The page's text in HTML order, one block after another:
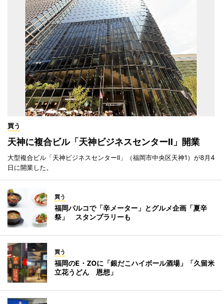
買う
天神に複合ビル「天神ビジネスセンターII」開業
大型複合ビル「天神ビジネスセンターII」（福岡市中央区天神1）が8月4
日に開業した。
買う
福岡パルコで「辛メーター」とグルメ企画「夏辛
祭」 スタンプラリーも
買う
福岡のE・ZOに「銀だこハイボール酒場」「久留米
立花うどん 恩想」